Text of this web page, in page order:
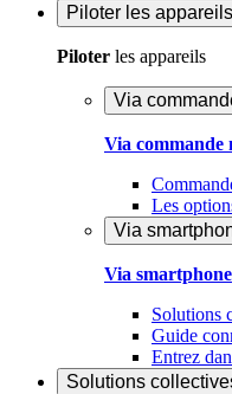
Piloter les appareils
Piloter les appareils
Via
Via commande
Les
Via
Via smartphone
Solutions
Guide
Entrez
Solutions